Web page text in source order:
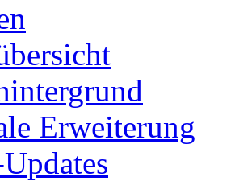
Erweiterung